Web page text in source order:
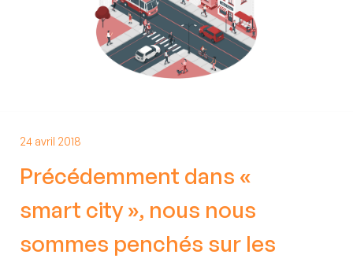
Nous contacter
24 avril 2018
Précédemment dans «
smart city », nous nous
sommes penchés sur les
Définir, piloter et accompagner ma
transformation numérique
Etre accompagné dans la refonte